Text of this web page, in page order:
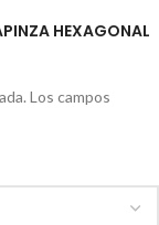
HEXAGONAL
Los campos